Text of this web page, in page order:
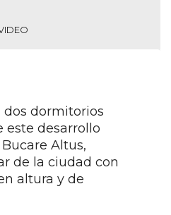
dormitorios
este desarrollo
Altus,
de la ciudad con
altura y de